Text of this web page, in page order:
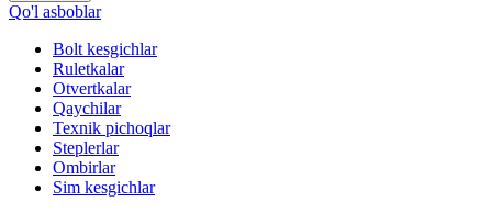
Qo'l asboblar
Bolt kesgichlar
Ruletkalar
Otvertkalar
Qaychilar
Texnik pichoqlar
Steplerlar
Ombirlar
Sim kesgichlar